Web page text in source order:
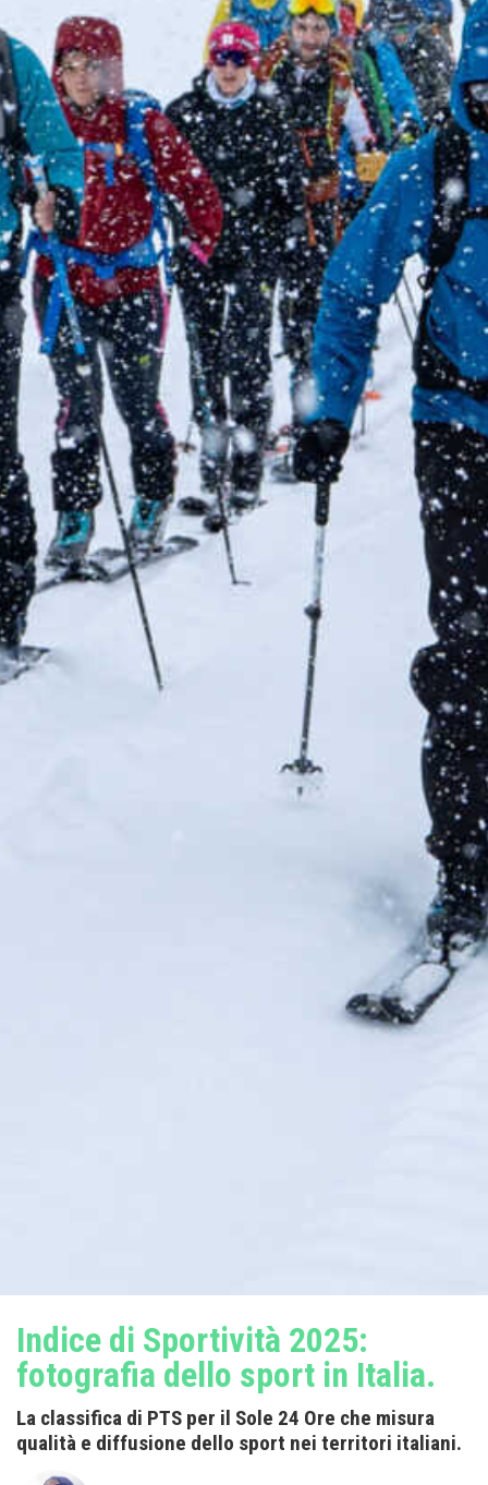
Indice di Sportività 2025:
fotografia dello sport in Italia.
La classifica di PTS per il Sole 24 Ore che misura
qualità e diffusione dello sport nei territori italiani.